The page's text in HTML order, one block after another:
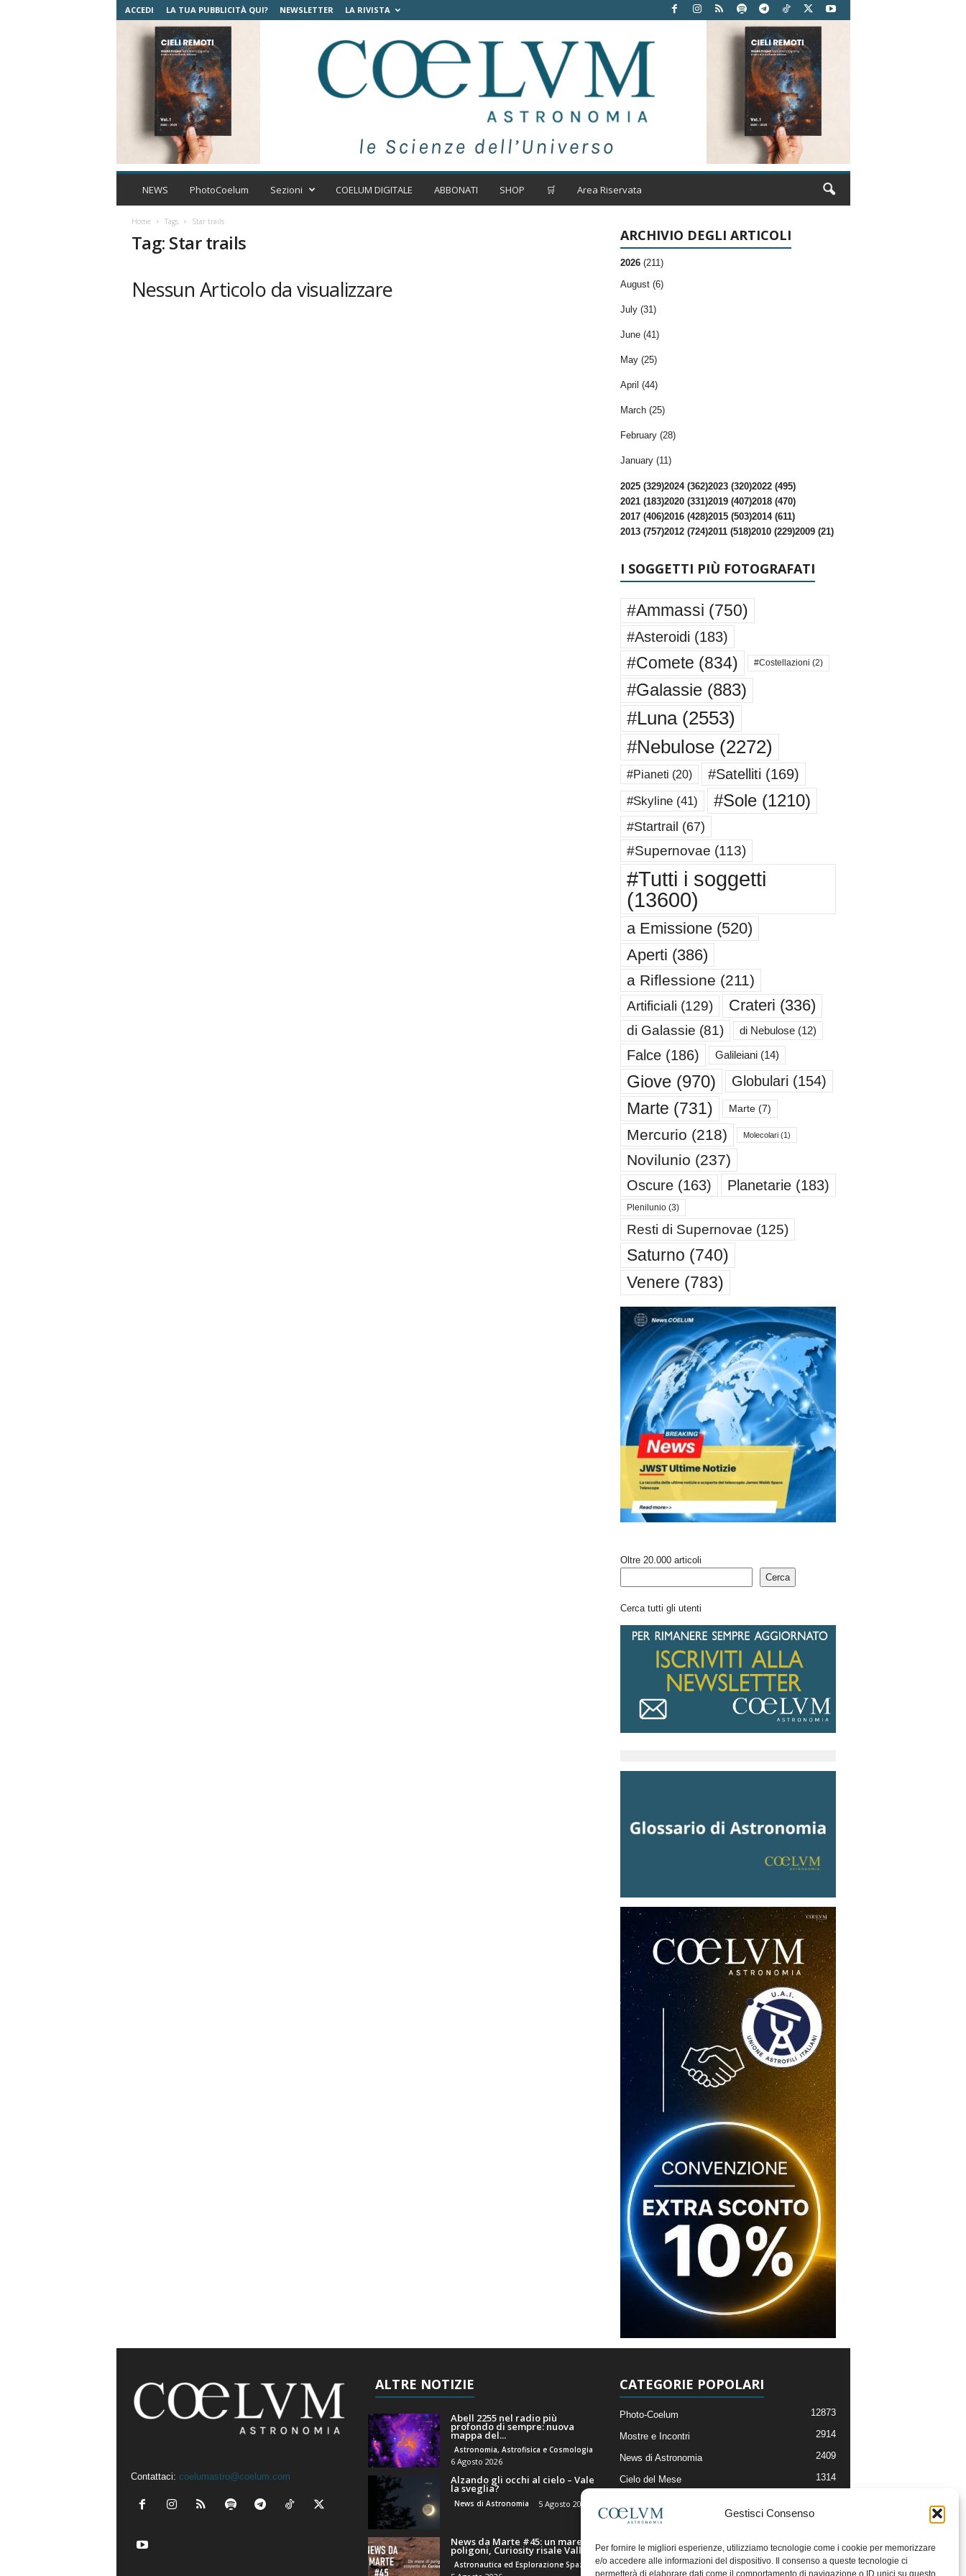
Gestisci Consenso
Per fornire le migliori esperienze, utilizziamo tecnologie come i cookie per memorizzare
e/o accedere alle informazioni del dispositivo. Il consenso a queste tecnologie ci
permetterà di elaborare dati come il comportamento di navigazione o ID unici su questo
ACCEDI LA TUA PUBBLICITÀ QUI? NEWSLETTER LA RIVISTA
C
t
NEWS PhotoCoelum Sezioni COELUM DIGITALE ABBONATI SHOP 🛒 Area Riservata
Home Tags Star trails
Tag: Star trails
Nessun Articolo da visualizzare
ARCHIVIO DEGLI ARTICOLI
2026 (211)
August (6)
July (31)
June (41)
May (25)
April (44)
March (25)
February (28)
January (11)
2025 (329)2024 (362)2023 (320)2022 (495)
2021 (183)2020 (331)2019 (407)2018 (470)
2017 (406)2016 (428)2015 (503)2014 (611)
2013 (757)2012 (724)2011 (518)2010 (229)2009 (21)
I SOGGETTI PIÙ FOTOGRAFATI
#Ammassi (750)
#Asteroidi (183)
#Comete (834) #Costellazioni (2)
#Galassie(883)
#Luna(2553)
#Nebulose(2272)
#Pianeti (20) #Satelliti (169)
#Skyline(41) #Sole(1210)
#Startrail (67)
#Supernovae (113)
#Tutti i soggetti
(13600)
a Emissione(520)
Aperti (386)
a Riflessione (211)
Artificiali (129) Crateri (336)
di Galassie (81) di Nebulose(12)
Falce(186) Galileiani(14)
Giove(970) Globulari (154)
Marte (731) Marte(7)
Mercurio (218) Molecolari(1)
Novilunio (237)
Oscure(163) Planetarie(183)
Plenilunio(3)
Resti di Supernovae (125)
Saturno (740)
Venere (783)
Oltre 20.000 articoli
Cerca
Cerca tutti gli utenti
Contattaci: coelumastro@coelum.com
ALTRE NOTIZIE
Abell 2255 nel radio più
profondo di sempre: nuova
mappa del...
Astronomia, Astrofisica e Cosmologia
6 Agosto 2026
Alzando gli occhi al cielo – Vale
la sveglia?
News di Astronomia 5 Agosto 2026
News da Marte #45: un mare di
poligoni, Curiosity risale Valle...
CATEGORIE POPOLARI
Photo-Coelum 12873
Mostre e Incontri 2914
News di Astronomia 2409
Cielo del Mese 1314
Articoli e Risorse On-Line
Il Blog della Redazione